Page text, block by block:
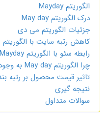
الگوریتم Mayday
درک الگوریتم May day
جزئیات الگوریتم می دی
کاهش رتبه سایت با
رابطه سئو با الگوریتم Mayday
چرا الگوریتم May day به وجود آمد؟
تاثیر قیمت محصول بر رتبه
نتیجه گیری
سوالات متداول